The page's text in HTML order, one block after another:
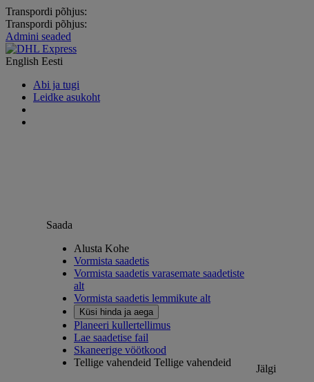
Transpordi põhjus:
Transpordi põhjus:
Admini seaded
English Eesti
Abi ja tugi
Leidke asukoht
Saada
Alusta Kohe
Vormista saadetis
Vormista saadetis varasemate saadetiste
alt
Vormista saadetis lemmikute alt
Küsi hinda ja aega
Planeeri kullertellimus
Lae saadetise fail
Skaneerige vöötkood
Tellige vahendeid Tellige vahendeid
Jälgi